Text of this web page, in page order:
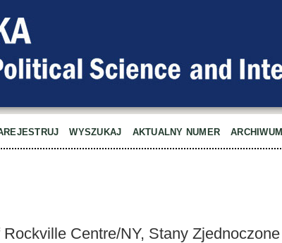
WYSZUKAJ AKTUALNY NUMER ARCHIWUM
Centre/NY, Stany Zjednoczone